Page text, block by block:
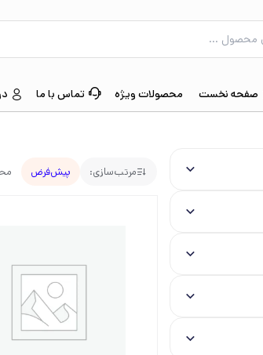
صفحه نخست محصولات ویژه تماس با ما
مرتب‌سازی: پیش‌فرض